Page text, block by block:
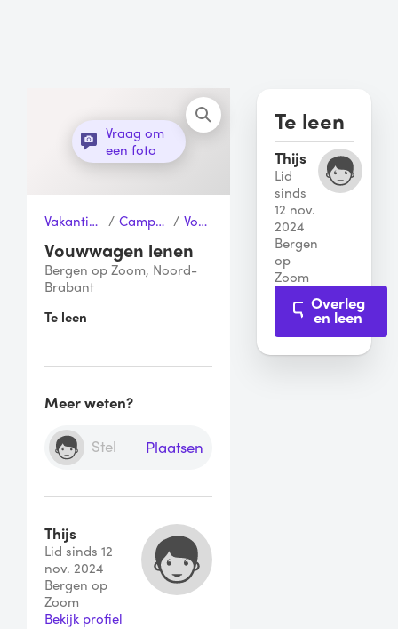
Vraag om
een foto
Vakantie, Sport & Vrije tijd / Campers & Caravans / Vouwwagen
Vouwwagen lenen
Bergen op Zoom, Noord-
Brabant
Te leen
Meer weten?
Plaatsen
Thijs
Lid sinds 12
nov. 2024
Bergen op
Zoom
Bekijk profiel
Te leen
Thijs
Lid
sinds
12 nov.
2024
Bergen
op
Zoom
Overleg
en leen